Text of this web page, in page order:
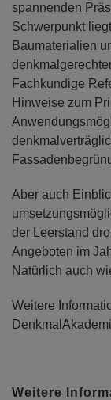
spannenden
Schwerpunkt
Baumaterialien
Fachkundige
Hinweise zum
Aber auch
der Leerstand
Angeboten im
Natürlich auch
Weitere
Weitere